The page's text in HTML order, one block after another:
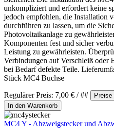
unkompliziert und erfordert keine
jedoch empfohlen, die Installation
durchführen zu lassen, um die
Photovoltaikanlage zu
Komponenten fest und sicher
Leistung zu gewährleisten.
Verbindungen auf Verschleiß oder
bei Bedarf defekte Teile.
Stück MC4 Buchse
Regulärer Preis: 7,00 € / ##
In den Warenkorb
MC4 Y - Abzweigstecker und